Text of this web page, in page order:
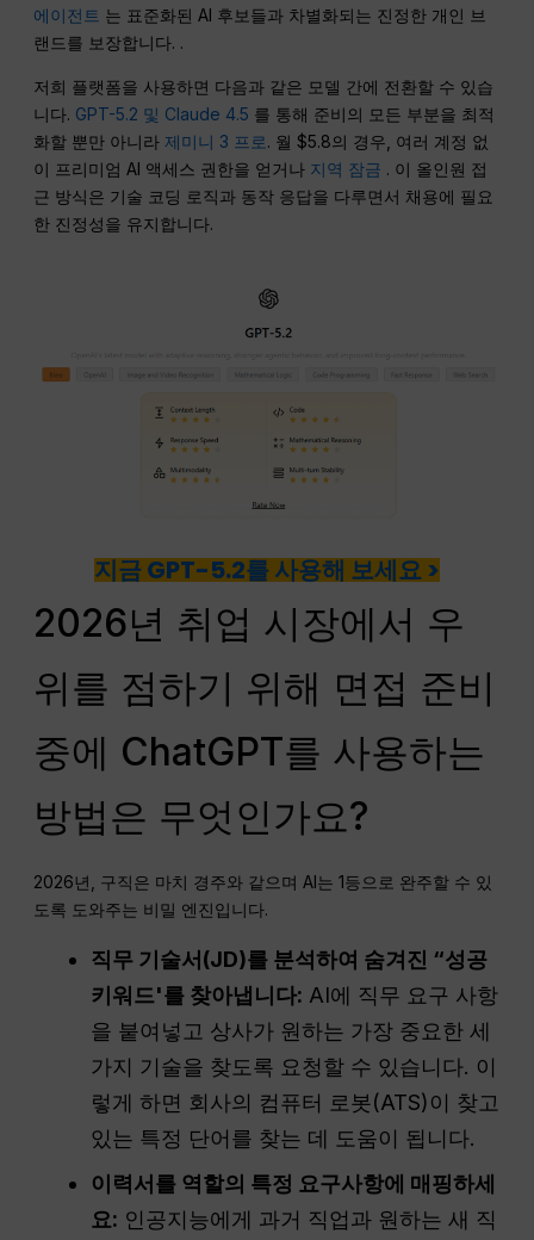
에이전트 는 표준화된 AI 후보들과 차별화되는 진정한 개인 브
랜드를 보장합니다. .
저희 플랫폼을 사용하면 다음과 같은 모델 간에 전환할 수 있습
니다. GPT-5.2 및 Claude 4.5 를 통해 준비의 모든 부분을 최적
화할 뿐만 아니라제미니 3 프로. 월 $5.8의 경우, 여러 계정 없
이 프리미엄 AI 액세스 권한을 얻거나 지역 잠금 . 이 올인원 접
근 방식은 기술 코딩 로직과 동작 응답을 다루면서 채용에 필요
한 진정성을 유지합니다.
지금 GPT-5.2를 사용해 보세요 >
2026년 취업 시장에서 우
위를 점하기 위해 면접 준비
중에 ChatGPT를 사용하는
방법은 무엇인가요?
2026년, 구직은 마치 경주와 같으며 AI는 1등으로 완주할 수 있
도록 도와주는 비밀 엔진입니다.
직무 기술서(JD)를 분석하여 숨겨진 “성공
키워드'를 찾아냅니다: AI에 직무 요구 사항
을 붙여넣고 상사가 원하는 가장 중요한 세
가지 기술을 찾도록 요청할 수 있습니다. 이
렇게 하면 회사의 컴퓨터 로봇(ATS)이 찾고
있는 특정 단어를 찾는 데 도움이 됩니다.
이력서를 역할의 특정 요구사항에 매핑하세
요: 인공지능에게 과거 직업과 원하는 새 직